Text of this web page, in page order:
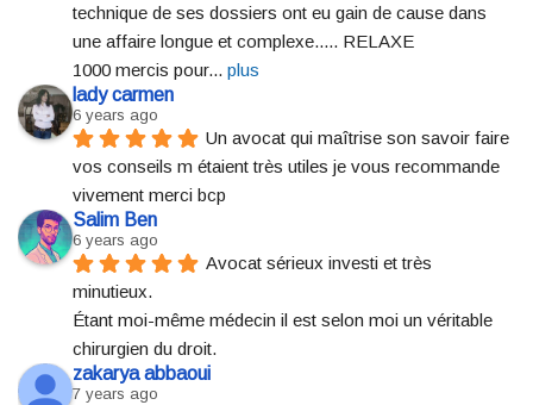
technique de ses dossiers ont eu gain de cause dans
une affaire longue et complexe..... RELAXE
1000 mercis pour... plus
lady carmen
6 years ago
Un avocat qui maîtrise son savoir faire
vos conseils m étaient très utiles je vous recommande
vivement merci bcp
Salim Ben
6 years ago
Avocat sérieux investi et très
minutieux.
Étant moi-même médecin il est selon moi un véritable
chirurgien du droit.
zakarya abbaoui
7 years ago